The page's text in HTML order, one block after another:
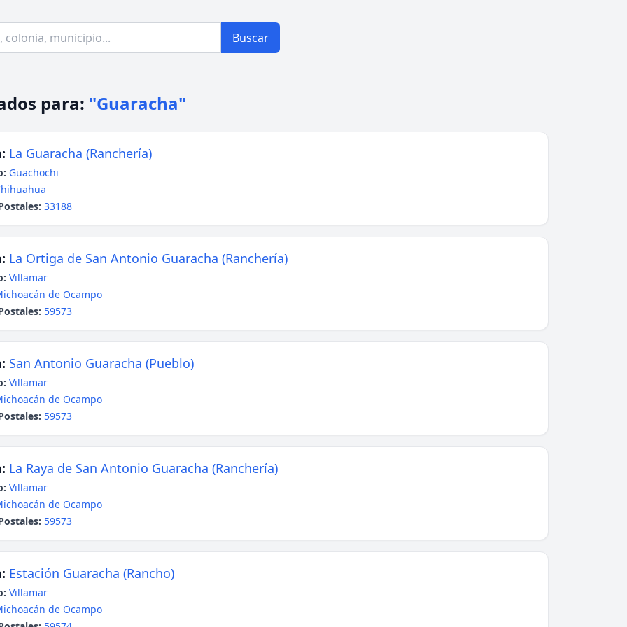
Buscar
para: "Guaracha"
La Guaracha (Ranchería)
Guachochi
33188
La Ortiga de San Antonio Guaracha (Ranchería)
Villamar
de Ocampo
59573
San Antonio Guaracha (Pueblo)
Villamar
de Ocampo
59573
La Raya de San Antonio Guaracha (Ranchería)
Villamar
de Ocampo
59573
Estación Guaracha (Rancho)
Villamar
de Ocampo